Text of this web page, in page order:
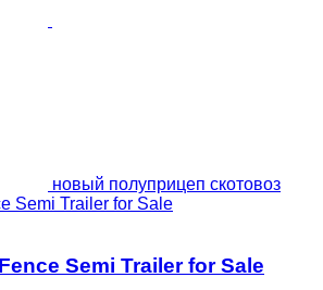
новый полуприцеп скотовоз
Semi Trailer for Sale
Semi Trailer for Sale